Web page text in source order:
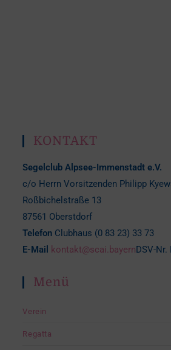
KONTAKT
Segelclub Alpsee-Immenstadt e.V.
c/o Herrn Vorsitzenden Philipp
Roßbichelstraße 13
87561 Oberstdorf
Telefon Clubhaus (0 83 23) 33 73
E-Mail
kontakt@scai.bayernDSV-Nr.
Menü
Verein
Regatta